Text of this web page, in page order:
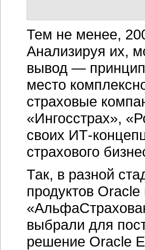
Тем не менее,
Анализируя их,
вывод —
место
страховые
«Ингосстрах»,
своих ИТ-
страхового
Так, в разной
продуктов
выбрали для
решение Oracle